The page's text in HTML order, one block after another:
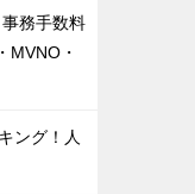
事務手数料
MVNO・
ング！人